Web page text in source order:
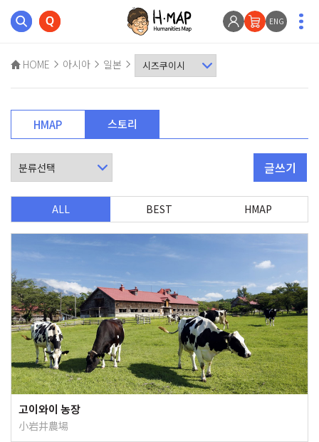
ENG
HOME 아시아 일본
HMAP 스토리
글쓰기
ALL BEST HMAP
고이와이 농장
小岩井農場